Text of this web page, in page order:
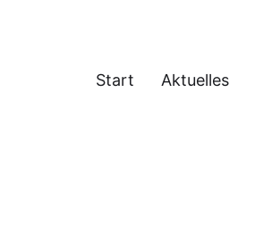
Start Aktuelles